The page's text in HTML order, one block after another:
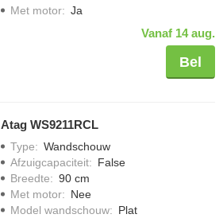
Met motor: Ja
Vanaf 14 aug.
Bel
Atag WS9211RCL
Type: Wandschouw
Afzuigcapaciteit: False
Breedte: 90 cm
Met motor: Nee
Model wandschouw: Plat